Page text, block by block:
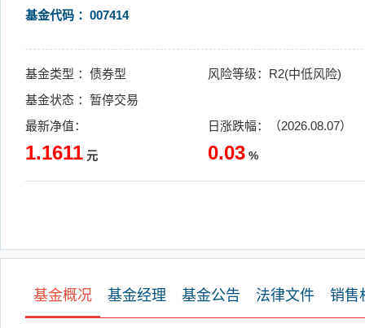
基金代码 ：007414
基金类型 ：债券型
风险等级：R2(中低风险)
基金状态 ：暂停交易
最新净值：
1.1611 元
日涨跌幅：（2026.08.07）
0.03 %
基金概况 基金经理 基金公告 法律文件 销售